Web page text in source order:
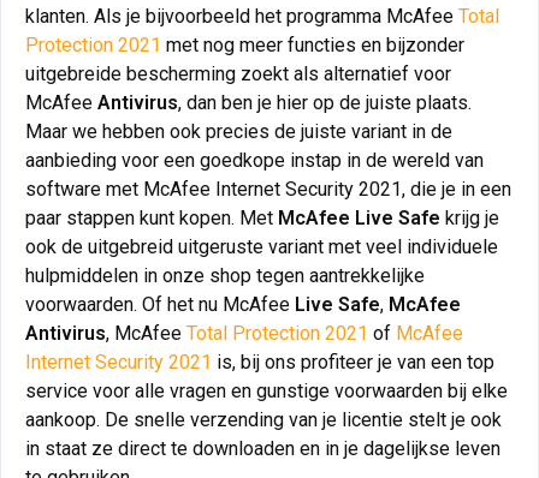
klanten. Als je bijvoorbeeld het programma McAfee Total
Protection 2021 met nog meer functies en bijzonder
uitgebreide bescherming zoekt als alternatief voor
McAfee Antivirus, dan ben je hier op de juiste plaats.
Maar we hebben ook precies de juiste variant in de
aanbieding voor een goedkope instap in de wereld van
software met McAfee Internet Security 2021, die je in een
paar stappen kunt kopen. Met McAfee Live Safe krijg je
ook de uitgebreid uitgeruste variant met veel individuele
hulpmiddelen in onze shop tegen aantrekkelijke
voorwaarden. Of het nu McAfee Live Safe, McAfee
Antivirus, McAfee Total Protection 2021 of McAfee
Internet Security 2021 is, bij ons profiteer je van een top
service voor alle vragen en gunstige voorwaarden bij elke
aankoop. De snelle verzending van je licentie stelt je ook
in staat ze direct te downloaden en in je dagelijkse leven